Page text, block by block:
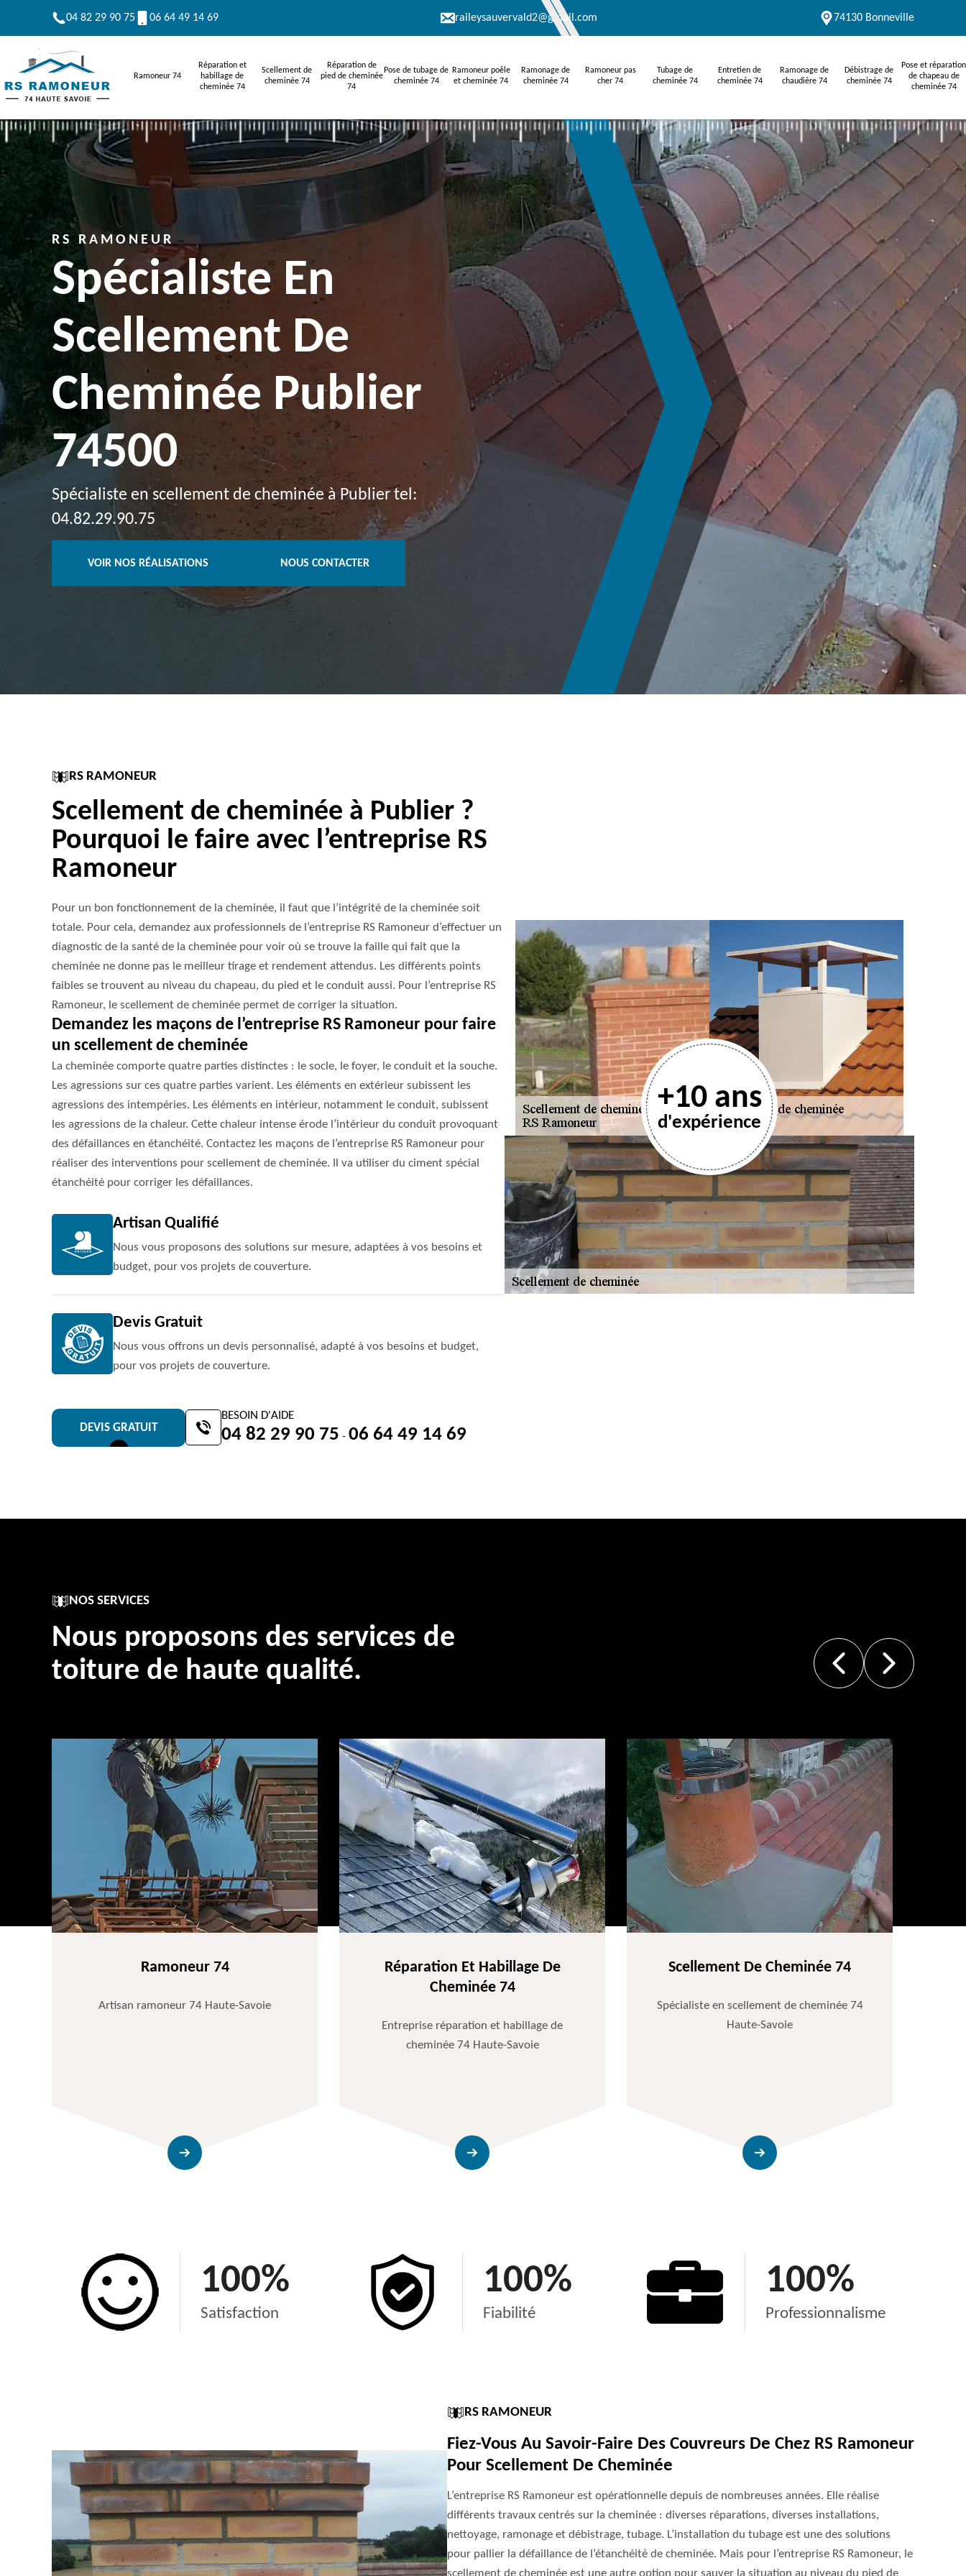
04 82 29 90 75 06 64 49 14 69 raileysauvervald2@gmail.com 74130 Bonneville
Ramoneur 74
Réparation et
habillage de
cheminée 74
Scellement de
cheminée 74
Réparation de
pied de cheminée
74
Pose de tubage de
cheminée 74
Ramoneur poêle
et cheminée 74
Ramonage de
cheminée 74
Ramoneur pas
cher 74
Tubage de
cheminée 74
Entretien de
cheminée 74
Ramonage de
chaudière 74
Débistrage de
cheminée 74
Pose et réparation
de chapeau de
cheminée 74
RS RAMONEUR
Spécialiste En
Scellement De
Cheminée Publier
74500
Spécialiste en scellement de cheminée à Publier tel:
04.82.29.90.75
VOIR NOS RÉALISATIONS NOUS CONTACTER
RS RAMONEUR
Scellement de cheminée à Publier ?
Pourquoi le faire avec l’entreprise RS
Ramoneur
Pour un bon fonctionnement de la cheminée, il faut que l’intégrité de la cheminée soit
totale. Pour cela, demandez aux professionnels de l’entreprise RS Ramoneur d’effectuer un
diagnostic de la santé de la cheminée pour voir où se trouve la faille qui fait que la
cheminée ne donne pas le meilleur tirage et rendement attendus. Les différents points
faibles se trouvent au niveau du chapeau, du pied et le conduit aussi. Pour l’entreprise RS
Ramoneur, le scellement de cheminée permet de corriger la situation.
Demandez les maçons de l’entreprise RS Ramoneur pour faire
un scellement de cheminée
La cheminée comporte quatre parties distinctes : le socle, le foyer, le conduit et la souche.
Les agressions sur ces quatre parties varient. Les éléments en extérieur subissent les
agressions des intempéries. Les éléments en intérieur, notamment le conduit, subissent
les agressions de la chaleur. Cette chaleur intense érode l’intérieur du conduit provoquant
des défaillances en étanchéité. Contactez les maçons de l’entreprise RS Ramoneur pour
réaliser des interventions pour scellement de cheminée. Il va utiliser du ciment spécial
étanchéité pour corriger les défaillances.
Artisan Qualifié
Nous vous proposons des solutions sur mesure, adaptées à vos besoins et
budget, pour vos projets de couverture.
Devis Gratuit
Nous vous offrons un devis personnalisé, adapté à vos besoins et budget,
pour vos projets de couverture.
DEVIS GRATUIT
BESOIN D'AIDE
04 82 29 90 75 - 06 64 49 14 69
+10 ans
d'expérience
NOS SERVICES
Nous proposons des services de
toiture de haute qualité.
Ramoneur 74
Artisan ramoneur 74 Haute-Savoie
Réparation Et Habillage De
Cheminée 74
Entreprise réparation et habillage de
cheminée 74 Haute-Savoie
Scellement De Cheminée 74
Spécialiste en scellement de cheminée 74
Haute-Savoie
100%
Satisfaction
100%
Fiabilité
100%
Professionnalisme
RS RAMONEUR
Fiez-Vous Au Savoir-Faire Des Couvreurs De Chez RS Ramoneur
Pour Scellement De Cheminée
L’entreprise RS Ramoneur est opérationnelle depuis de nombreuses années. Elle réalise
différents travaux centrés sur la cheminée : diverses réparations, diverses installations,
nettoyage, ramonage et débistrage, tubage. L’installation du tubage est une des solutions
pour pallier la défaillance de l’étanchéité de cheminée. Mais pour l’entreprise RS Ramoneur, le
scellement de cheminée est une autre option pour sauver la situation au niveau du pied de